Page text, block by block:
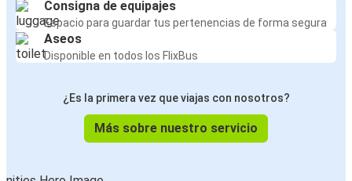
Consigna de equipajes
Espacio para guardar tus pertenencias de forma segura
Aseos
Disponible en todos los FlixBus
¿Es la primera vez que viajas con nosotros?
Más sobre nuestro servicio